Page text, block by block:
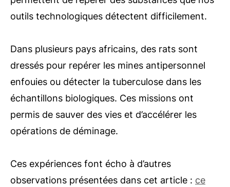
outils technologiques détectent difficilement.
Dans plusieurs pays africains, des rats sont
dressés pour repérer les mines antipersonnel
enfouies ou détecter la tuberculose dans les
échantillons biologiques. Ces missions ont
permis de sauver des vies et d’accélérer les
opérations de déminage.
Ces expériences font écho à d’autres
observations présentées dans cet article : ce